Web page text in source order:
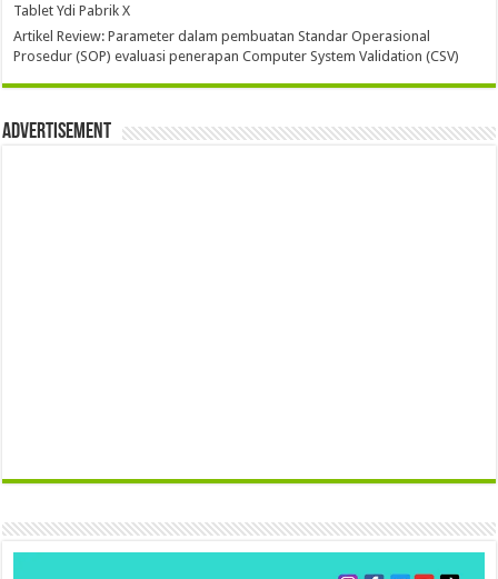
Tablet Ydi Pabrik X
Artikel Review: Parameter dalam pembuatan Standar Operasional
Prosedur (SOP) evaluasi penerapan Computer System Validation (CSV)
Advertisement